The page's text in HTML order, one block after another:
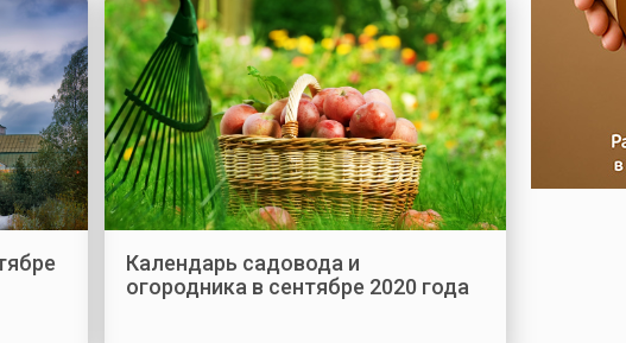
Календарь садовода и
огородника в сентябре 2020 года